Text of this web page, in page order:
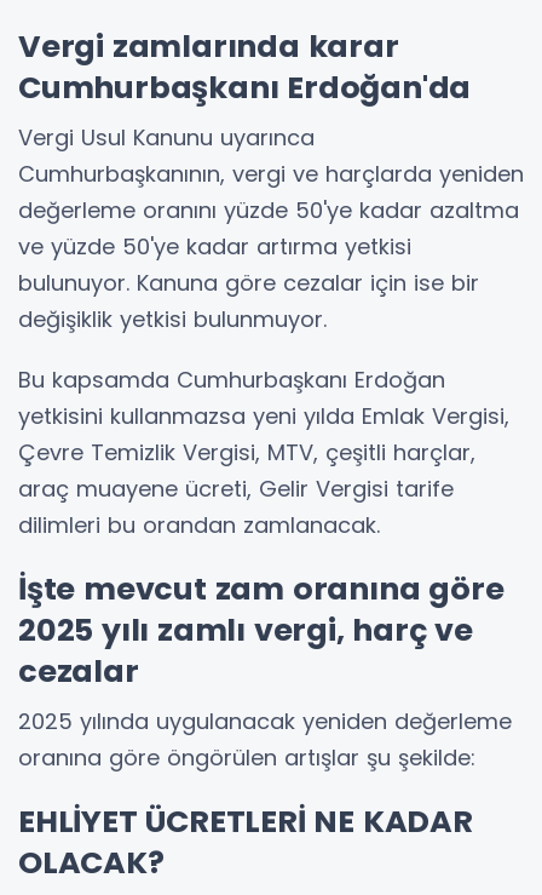
Vergi zamlarında karar
Cumhurbaşkanı Erdoğan'da
Vergi Usul Kanunu uyarınca
Cumhurbaşkanının, vergi ve harçlarda yeniden
değerleme oranını yüzde 50'ye kadar azaltma
ve yüzde 50'ye kadar artırma yetkisi
bulunuyor. Kanuna göre cezalar için ise bir
değişiklik yetkisi bulunmuyor.
Bu kapsamda Cumhurbaşkanı Erdoğan
yetkisini kullanmazsa yeni yılda Emlak Vergisi,
Çevre Temizlik Vergisi, MTV, çeşitli harçlar,
araç muayene ücreti, Gelir Vergisi tarife
dilimleri bu orandan zamlanacak.
İşte mevcut zam oranına göre
2025 yılı zamlı vergi, harç ve
cezalar
2025 yılında uygulanacak yeniden değerleme
oranına göre öngörülen artışlar şu şekilde:
EHLİYET ÜCRETLERİ NE KADAR
OLACAK?